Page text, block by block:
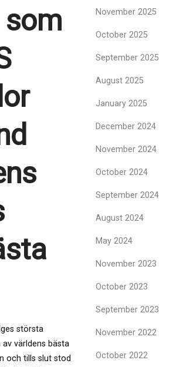
som
största
världens bästa
och tills slut stod
November 2025
October 2025
September 2025
August 2025
January 2025
December 2024
November 2024
October 2024
September 2024
August 2024
May 2024
November 2023
October 2023
September 2023
November 2022
October 2022